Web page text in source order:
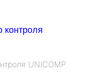
UNICOMP